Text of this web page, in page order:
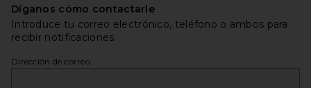
Díganos cómo contactarle
Introduce tu correo electrónico, teléfono o ambos para
recibir notificaciones.
Dirección de correo